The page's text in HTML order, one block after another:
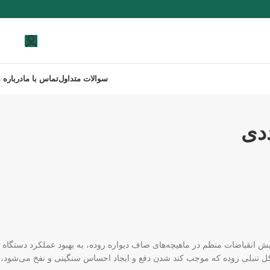
سوالات متداولتماس با مادرباره
انقباضات منظم در ماهیچه‌های صاف دیواره روده، به بهبود عملکرد دستگاه
تنبلی روده که موجب کند شدن دفع و ایجاد احساس سنگینی و نفخ می‌شود،